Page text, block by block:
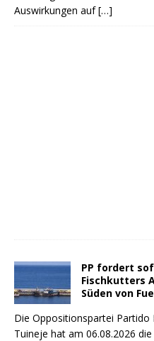
Auswirkungen auf[…]
PP fordert
Fischkutters
Süden von
Die Oppositionspartei Partido
Tuineje hat am 06.08.2026